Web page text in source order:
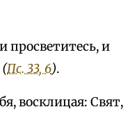
просветитесь, и
(Пс. 33, 6).
восклицая: Свят,